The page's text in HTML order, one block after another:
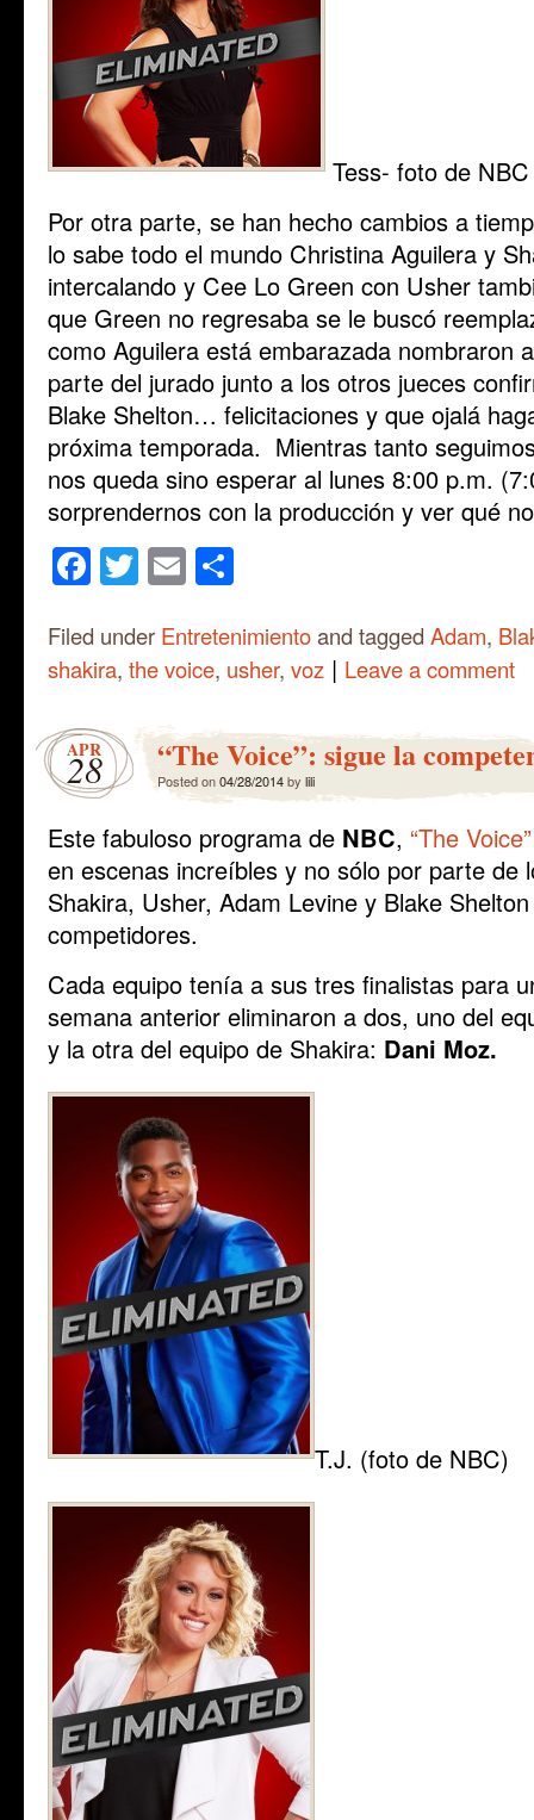
Tess- foto de NBC
Por otra parte, se han hecho cambios a
lo sabe todo el mundo Christina Aguilera y
intercalando y Cee Lo Green con Usher
que Green no regresaba se le buscó
como Aguilera está embarazada nombraron
parte del jurado junto a los otros jueces
Blake Shelton… felicitaciones y que ojalá
próxima temporada. Mientras tanto
nos queda sino esperar al lunes 8:00 p.m.
sorprendernos con la producción y ver qué
Facebook
Twitter
Email
Filed under Entretenimientoand tagged Adam,
shakira, the voice, usher, voz | Leave a comment
APR
28 “The Voice”: sigue la
Posted on04/28/2014by lili
Este fabuloso programa de NBC, “The Voice”
en escenas increíbles y no sólo por parte de
Shakira, Usher, Adam Levine y Blake
competidores.
Cada equipo tenía a sus tres finalistas para
semana anterior eliminaron a dos, uno del
y la otra del equipo de Shakira: Dani Moz.
T.J. (foto de NBC)